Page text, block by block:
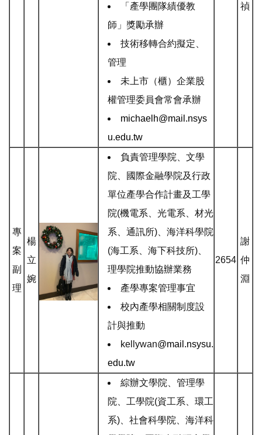
「產學團隊績優教
師」獎勵承辦
技術移轉合約擬定、
管理
未上市（櫃）企業股
權管理委員會常會承辦
michaelh@mail.nsys
u.edu.tw
禎
專
案
副
理
楊
立
婉
負責管理學院 、文學
院 、國際金融學院及行政
單位產學合作計畫及 工學
院(機電系 、光電系 、材光
系 、通訊所) 、海洋科學院
(海工系 、海下科技所)
理學院推動協辦業務
產學專案管理事宜
校內產學相關制度設
計與推動
kellywan@mail.nsysu.
edu.tw
2654
謝
仲
淵
綜辦文學院、管理學
院
工學院(資工系 、環工
系)
社會科學院、海洋科